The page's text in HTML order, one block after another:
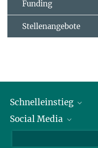
Funding
Stellenangebote
Schnelleinstieg
Alumni
Social Media